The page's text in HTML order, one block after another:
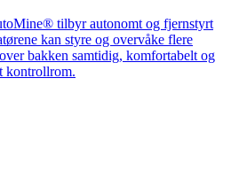
tilbyr autonomt og fjernstyrt
kan styre og overvåke flere
bakken samtidig, komfortabelt og
kontrollrom.